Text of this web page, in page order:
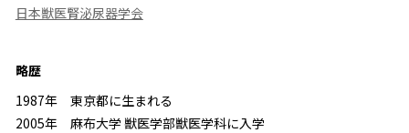
日本獣医腎泌尿器学会
略歴
1987年 東京都に生まれる
2005年 麻布大学 獣医学部獣医学科に入学